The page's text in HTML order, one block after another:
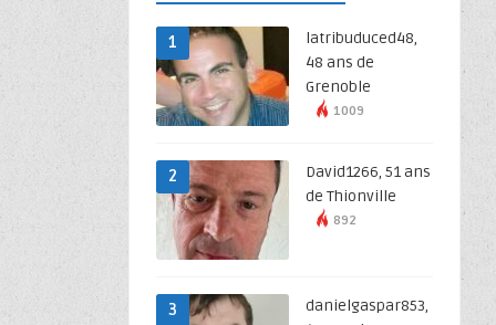
1
latribuduced48,
48 ans de
Grenoble
1009
2
David1266, 51 ans
de Thionville
892
3
danielgaspar853,